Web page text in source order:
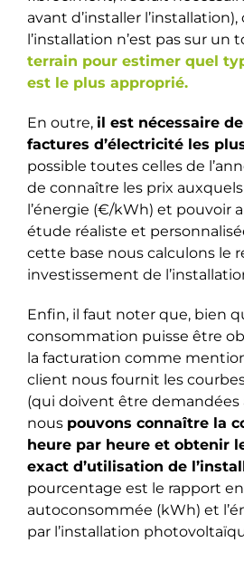
avant d’installer l’installation),
l’installation n’est pas sur un
terrain pour estimer quel
est le plus approprié.
En outre, il est nécessaire
factures d’électricité les
possible toutes celles de
de connaître les prix
l’énergie (€/kWh) et pouvoir
étude réaliste et
cette base nous calculons le
investissement de
Enfin, il faut noter que, bien
consommation puisse être
la facturation comme
client nous fournit les
(qui doivent être demandées
nous pouvons connaître la
heure par heure et obtenir
exact d’utilisation de
pourcentage est le rapport
autoconsommée (kWh) et
par l’installation